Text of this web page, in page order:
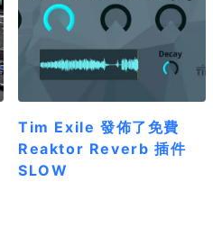
Tim Exile 發佈了免費
Reaktor Reverb 插件
SLOW